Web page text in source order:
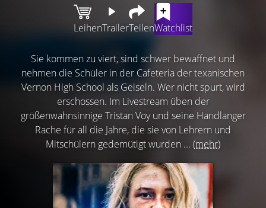
LeihenTrailerTeilenWatchlist
Sie kommen zu viert, sind schwer bewaffnet und
nehmen die Schüler in der Cafeteria der texanischen
Vernon High School als Geiseln. Wer nicht spurt, wird
erschossen. Im Livestream üben der
größenwahnsinnige Tristan Voy und seine Handlanger
Rache für all die Jahre, die sie von Lehrern und
Mitschülern gedemütigt wurden ... (mehr)